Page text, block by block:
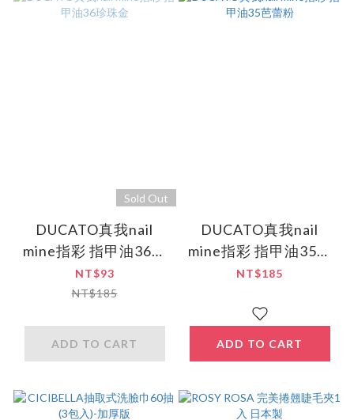
Sold Out
DUCATO真我nail
mine指彩 指甲油36珍
珠金
NT$93
NT$185
ADD TO CART
DUCATO真我nail
mine指彩 指甲油35芭
蕾粉
NT$185
ADD TO CART